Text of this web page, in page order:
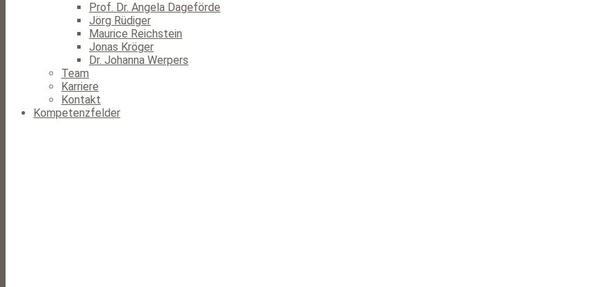
Prof. Dr. Angela Dageförde
Jörg Rüdiger
Maurice Reichstein
Jonas Kröger
Dr. Johanna Werpers
Team
Karriere
Kontakt
Kompetenzfelder